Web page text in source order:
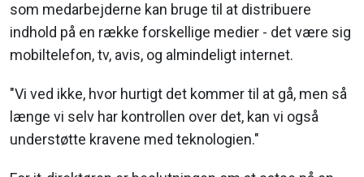
som medarbejderne kan bruge til at distribuere
indhold på en række forskellige medier - det være sig
mobiltelefon, tv, avis, og almindeligt internet.
"Vi ved ikke, hvor hurtigt det kommer til at gå, men så
længe vi selv har kontrollen over det, kan vi også
understøtte kravene med teknologien."